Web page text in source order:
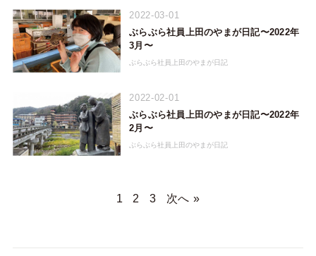
2022-03-01
ぶらぶら社員上田のやまが日記〜2022年
3月〜
ぶらぶら社員上田のやまが日記
2022-02-01
ぶらぶら社員上田のやまが日記〜2022年
2月〜
ぶらぶら社員上田のやまが日記
1 2 3 次へ »